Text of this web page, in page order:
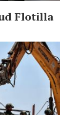
Flotilla